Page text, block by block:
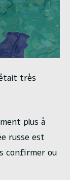
très
plus à
russe est
confirmer ou